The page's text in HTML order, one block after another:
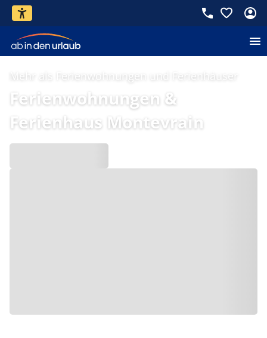
Mehr als Ferienwohnungen und Ferienhäuser
Ferienwohnungen &
Ferienhaus Montevrain